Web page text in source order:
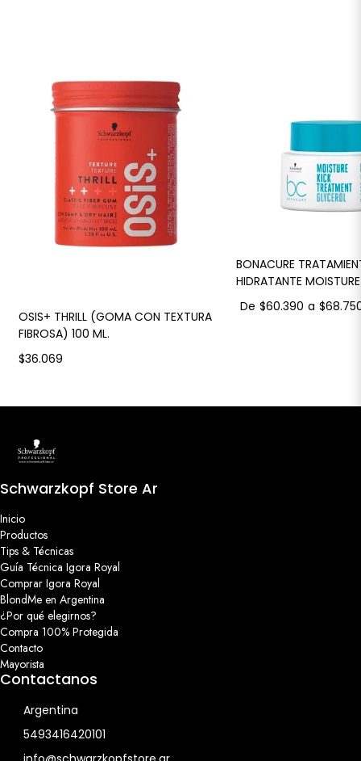
OSIS+ THRILL (GOMA CON TEXTURA
FIBROSA) 100 ML.
$36.069
BONACURE
HIDRATANTE
De $60.390 a
Schwarzkopf Store Ar
Inicio
Productos
Tips & Técnicas
Guía Técnica Igora Royal
Comprar Igora Royal
BlondMe en Argentina
¿Por qué elegirnos?
Compra 100% Protegida
Contacto
Mayorista
Contactanos
Argentina
5493416420101